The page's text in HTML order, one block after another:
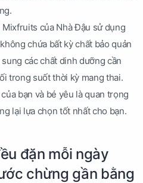
của Nhà Đậu sử dụng
chứa bất kỳ chất bảo quản
các chất dinh dưỡng cần
trong suốt thời kỳ mang thai.
bạn và bé yêu là quan trọng
lại lựa chọn tốt nhất cho bạn.
đặn mỗi ngày
chừng gần bằng